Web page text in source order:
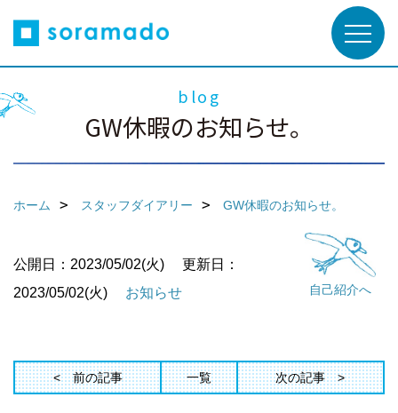
blog
GW休暇のお知らせ。
ホーム スタッフダイアリー GW休暇のお知らせ。
自己紹介へ
公開日：2023/05/02(火)
更新日：
2023/05/02(火)
お知らせ
前の記事 一覧 次の記事